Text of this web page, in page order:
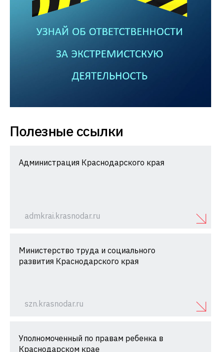
Полезные ссылки
Администрация Краснодарского края
admkrai.krasnodar.ru
Министерство труда и социального
развития Краснодарского края
szn.krasnodar.ru
Уполномоченный по правам ребенка в
Краснодарском крае